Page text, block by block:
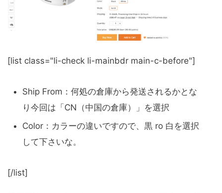
[list class="li-check li-mainbdr main-c-before"]
Ship From：何処の倉庫から発送されるかとな
り今回は「CN（中国の倉庫）」を選択
Color：カラーの違いですので、黒 ro 白を選択
して下さいな。
[/list]